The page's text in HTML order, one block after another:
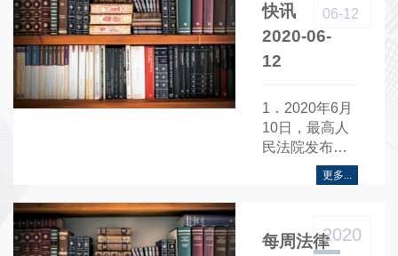
告》......
快讯
2020-06-
12
06-12
1．2020年6月
10日，最高人
民法院发布就
《关于审理侵
犯商业秘密纠
用法律若干问
题的解释（征
更多...
每周法律2020